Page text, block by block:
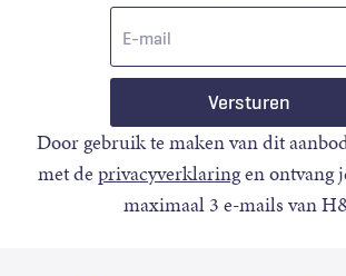
Door gebruik te maken van dit
met deprivacyverklaringen ontvang
maximaal 3 e-mails van